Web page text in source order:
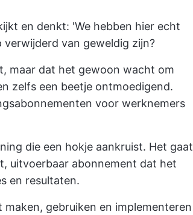
en denkt: 'We hebben hier echt
van geweldig zijn?
maar dat het gewoon wacht om
zelfs een beetje ontmoedigend.
voor werknemers
die een hokje aankruist. Het gaat
uitvoerbaar abonnement dat het
en resultaten.
gebruiken en implementeren